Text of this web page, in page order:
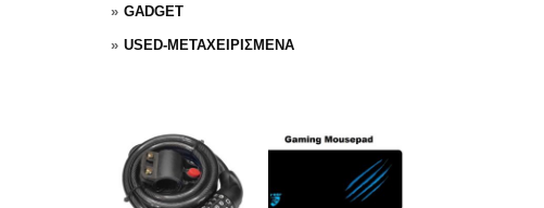
GADGET
USED-ΜΕΤΑΧΕΙΡΙΣΜΕΝΑ